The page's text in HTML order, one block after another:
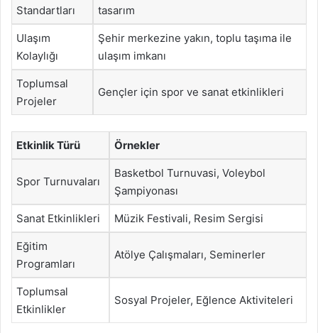
Standartları
tasarım
Ulaşım
Kolaylığı
Şehir merkezine yakın, toplu taşıma ile
ulaşım imkanı
Toplumsal
Projeler
Gençler için spor ve sanat etkinlikleri
Etkinlik Türü Örnekler
Spor Turnuvaları
Basketbol Turnuvasi, Voleybol
Şampiyonası
Sanat Etkinlikleri Müzik Festivali, Resim Sergisi
Eğitim
Programları
Atölye Çalışmaları, Seminerler
Toplumsal
Etkinlikler
Sosyal Projeler, Eğlence Aktiviteleri